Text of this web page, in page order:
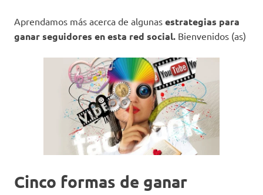
Aprendamos más acerca de algunas estrategias para
ganar seguidores en esta red social. Bienvenidos (as)
Cinco formas de ganar